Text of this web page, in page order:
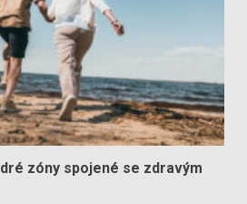
zóny spojené se zdravým